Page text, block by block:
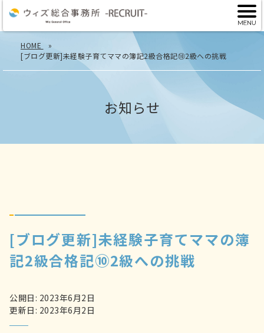
HOME
[ブログ更新]未経験子育てママの簿記2級合格記⑩2級への挑戦
お知らせ
[ブログ更新]未経験子育てママの簿
記2級合格記⑩2級への挑戦
公開日: 2023年6月2日
更新日: 2023年6月2日